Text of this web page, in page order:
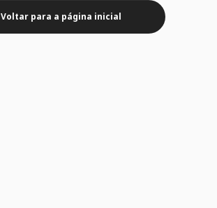
Voltar para a página inicial